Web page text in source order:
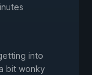
into
bit wonky